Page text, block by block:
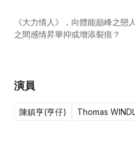
《大力情人》，向體能巔峰之
之間感情昇華抑或增添裂痕？
演員
陳鎮亨(亨仔) Thomas